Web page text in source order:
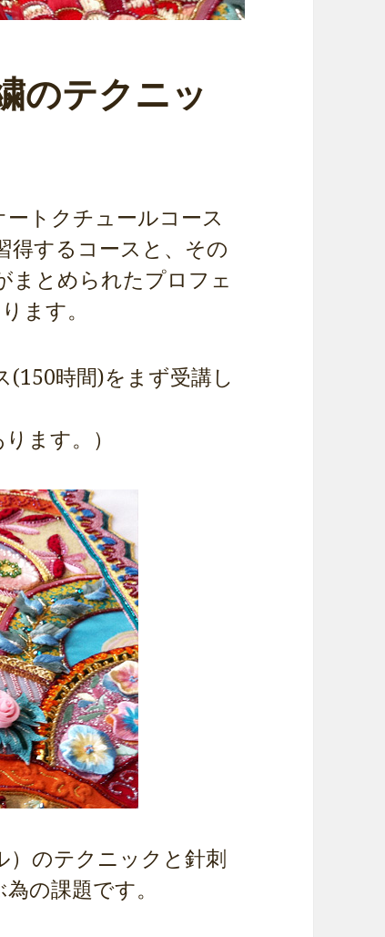
のテクニッ
トクチュールコース
得するコースと、その
まとめられたプロフェ
ます。
時間)をまず受講し
ます。）
）のテクニックと針刺
の課題です。